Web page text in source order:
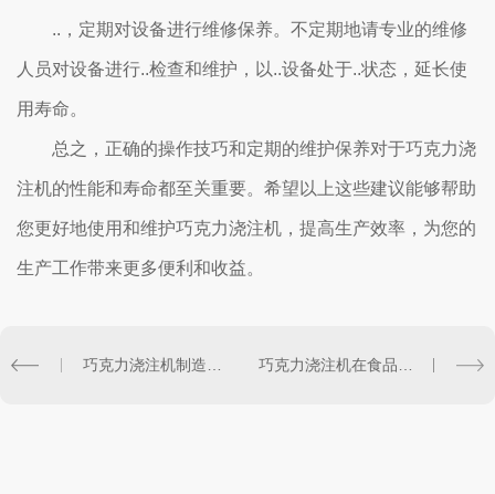
..，定期对设备进行维修保养。不定期地请专业的维修
人员对设备进行..检查和维护，以..设备处于..状态，延长使
用寿命。
总之，正确的操作技巧和定期的维护保养对于巧克力浇
注机的性能和寿命都至关重要。希望以上这些建议能够帮助
您更好地使用和维护巧克力浇注机，提高生产效率，为您的
生产工作带来更多便利和收益。